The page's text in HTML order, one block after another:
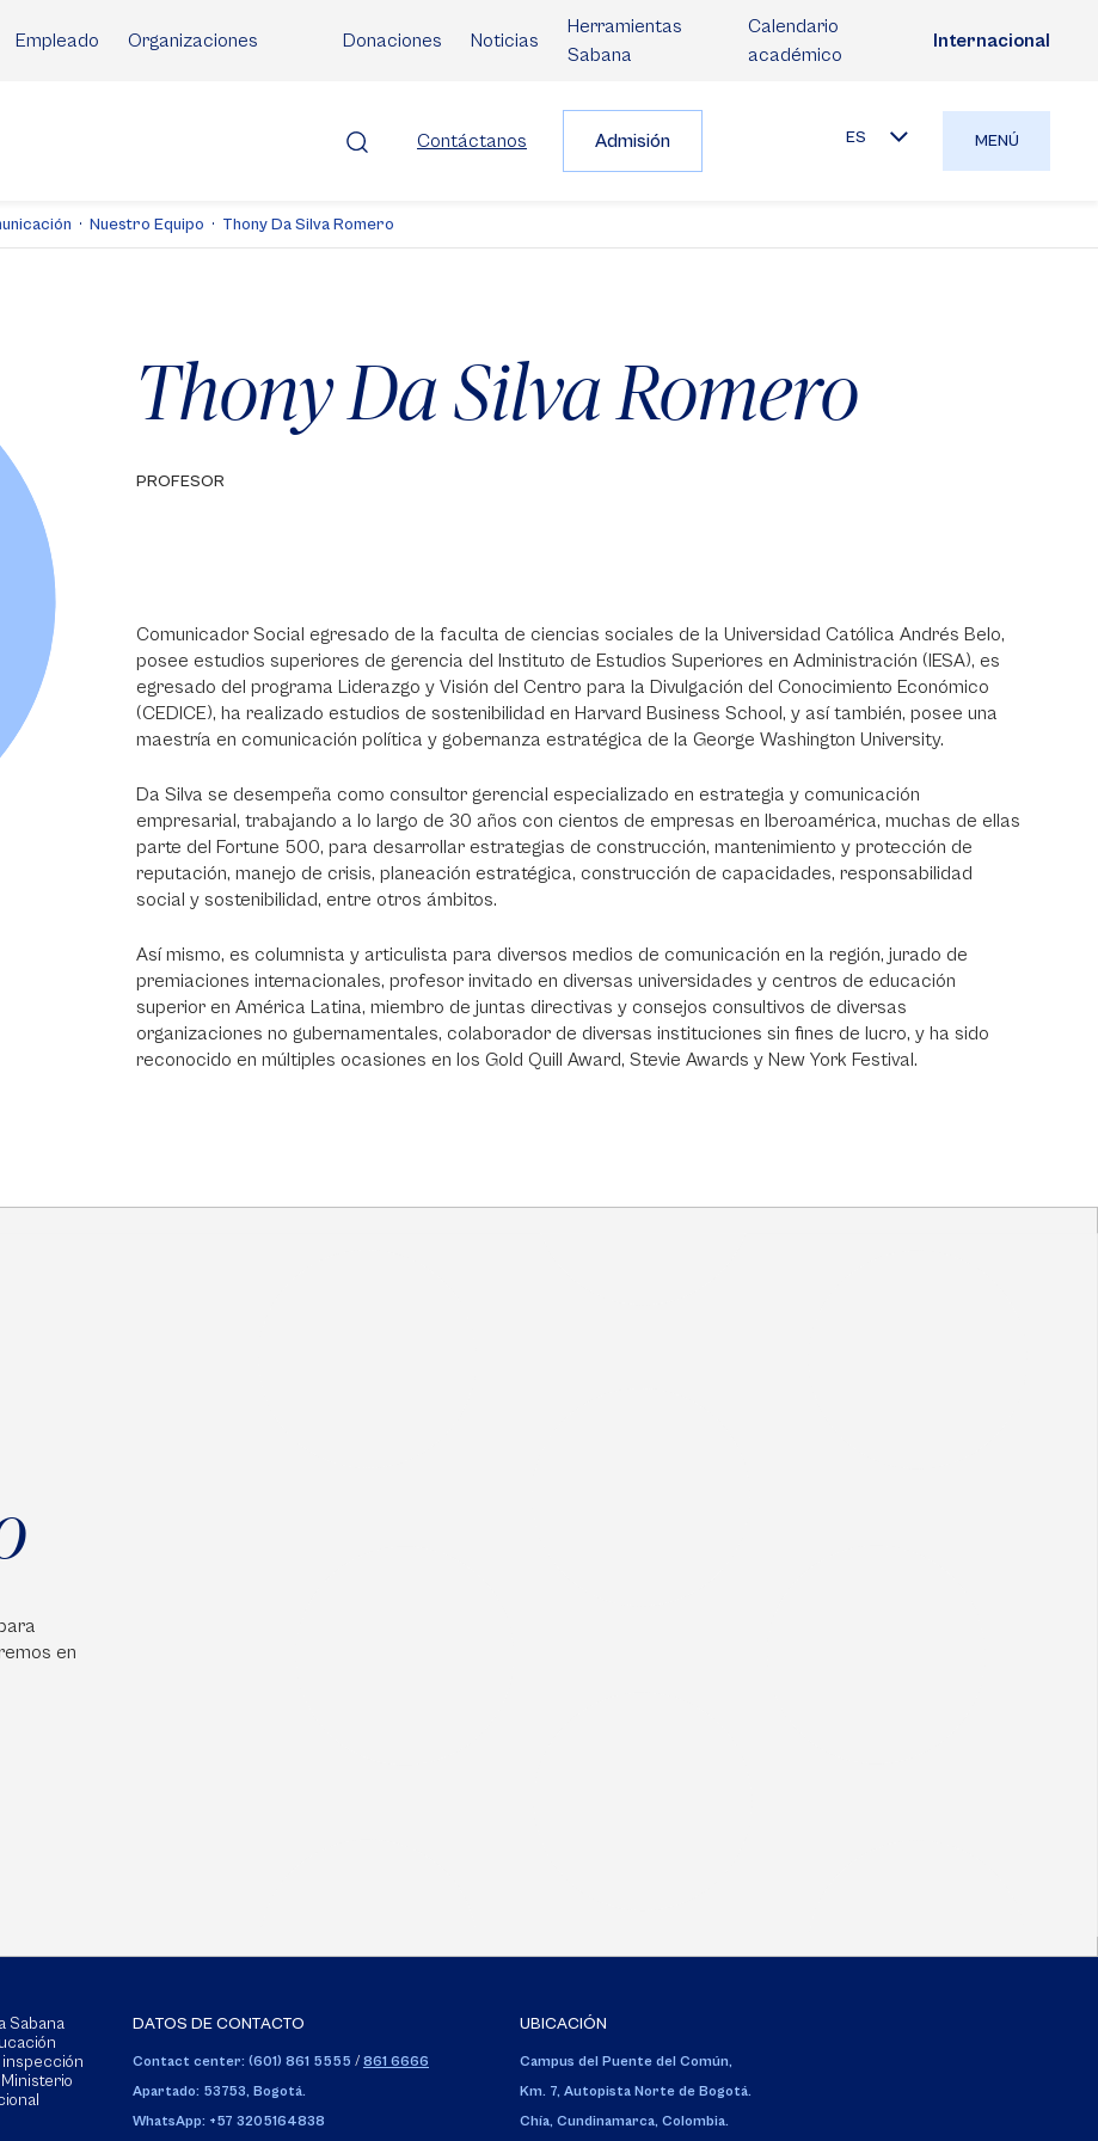
Empleado Organizaciones Donaciones Noticias
Herramientas
Sabana
Calendario
académico
Internacional
Contáctanos Admisión ES MENÚ
Nuestro Equipo Thony Da Silva Romero
Thony Da Silva Romero
PROFESOR
Comunicador Social egresado de la faculta de ciencias sociales de la Universidad Católica Andrés Belo,
posee estudios superiores de gerencia del Instituto de Estudios Superiores en Administración (IESA), es
egresado del programa Liderazgo y Visión del Centro para la Divulgación del Conocimiento Económico
(CEDICE), ha realizado estudios de sostenibilidad en Harvard Business School, y así también, posee una
maestría en comunicación política y gobernanza estratégica de la George Washington University.
Da Silva se desempeña como consultor gerencial especializado en estrategia y comunicación
empresarial, trabajando a lo largo de 30 años con cientos de empresas en Iberoamérica, muchas de ellas
parte del Fortune 500, para desarrollar estrategias de construcción, mantenimiento y protección de
reputación, manejo de crisis, planeación estratégica, construcción de capacidades, responsabilidad
social y sostenibilidad, entre otros ámbitos.
Así mismo, es columnista y articulista para diversos medios de comunicación en la región, jurado de
premiaciones internacionales, profesor invitado en diversas universidades y centros de educación
superior en América Latina, miembro de juntas directivas y consejos consultivos de diversas
organizaciones no gubernamentales, colaborador de diversas instituciones sin fines de lucro, y ha sido
reconocido en múltiples ocasiones en los Gold Quill Award, Stevie Awards y New York Festival.
en
Sabana
DATOS DE CONTACTO
Contact center: (601) 861 5555 / 861 6666
Apartado: 53753, Bogotá.
WhatsApp: +57 3205164838
UBICACIÓN
Campus del Puente del Común,
Km. 7, Autopista Norte de Bogotá.
Chía, Cundinamarca, Colombia.